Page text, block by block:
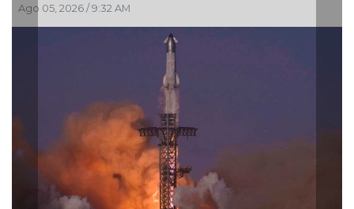
/ 9:32 AM